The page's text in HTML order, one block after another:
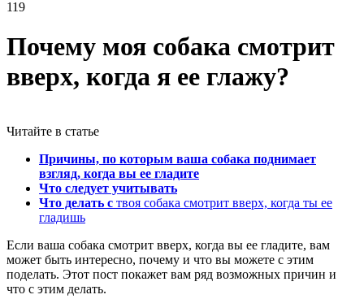
119
Почему моя собака смотрит
вверх, когда я ее глажу?
Читайте в статье
Причины, по которым ваша собака поднимает
взгляд, когда вы ее гладите
Что следует учитывать
Что делать с твоя собака смотрит вверх, когда ты ее
гладишь
Если ваша собака смотрит вверх, когда вы ее гладите, вам
может быть интересно, почему и что вы можете с этим
поделать. Этот пост покажет вам ряд возможных причин и
что с этим делать.